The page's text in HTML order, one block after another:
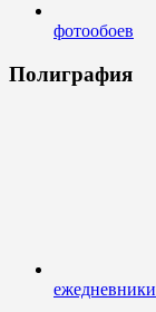
фотообоев
Полиграфия
ежедневники